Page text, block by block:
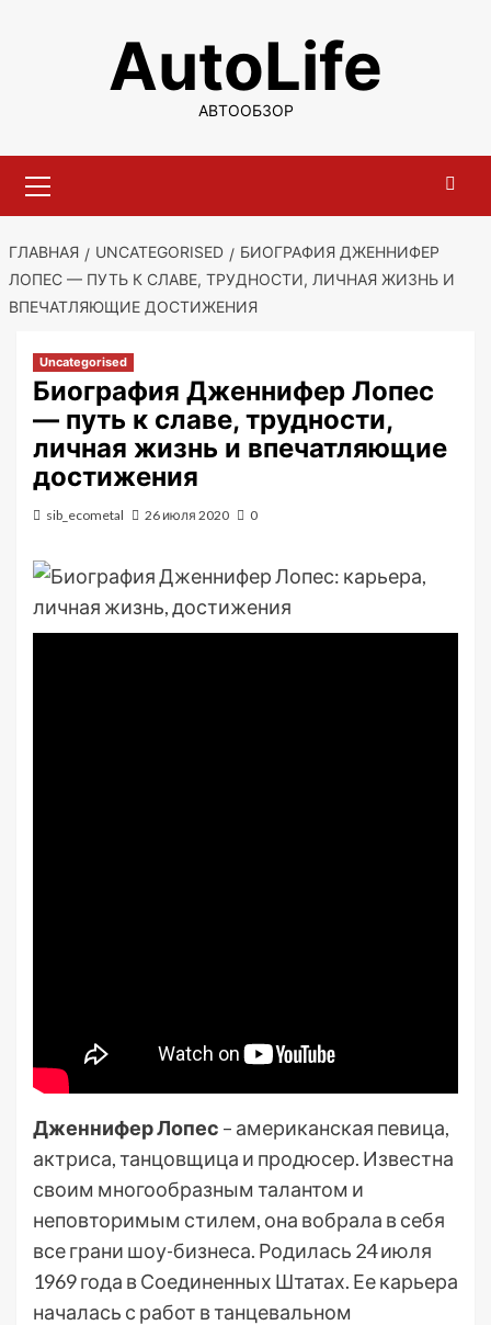
содержимомуAutoLife
АВТООБЗОР
меню
ГЛАВНАЯ UNCATEGORISED
БИОГРАФИЯ ДЖЕННИФЕР
ЛОПЕС — ПУТЬ К СЛАВЕ, ТРУДНОСТИ, ЛИЧНАЯ ЖИЗНЬ И
ВПЕЧАТЛЯЮЩИЕ ДОСТИЖЕНИЯ
Uncategorised
Биография Дженнифер Лопес
— путь к славе, трудности,
личная жизнь и впечатляющие
достижения
sib_ecometal 26 июля 2020 0
Дженнифер Лопес – американская певица,
актриса, танцовщица и продюсер. Известна
своим многообразным талантом и
неповторимым стилем, она вобрала в себя
все грани шоу-бизнеса. Родилась 24 июля
1969 года в Соединенных Штатах. Ее карьера
началась с работ в танцевальном